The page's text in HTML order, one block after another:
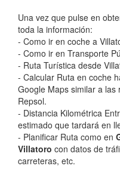
Una vez que pulse en
toda la información:
- Como ir en coche a
- Como ir en Transporte
- Ruta Turística desde
- Calcular Ruta en coche
Google Maps similar a
Repsol.
- Distancia Kilométrica
estimado que tardará en
- Planificar Ruta como en
Villatoro con datos de
carreteras, etc.